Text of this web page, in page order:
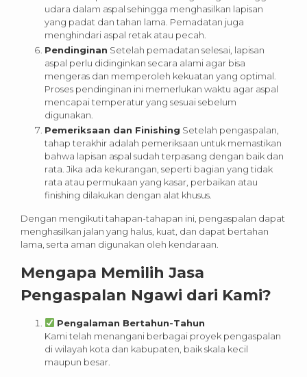
udara dalam aspal sehingga menghasilkan lapisan
yang padat dan tahan lama. Pemadatan juga
menghindari aspal retak atau pecah.
Pendinginan Setelah pemadatan selesai, lapisan
aspal perlu didinginkan secara alami agar bisa
mengeras dan memperoleh kekuatan yang optimal.
Proses pendinginan ini memerlukan waktu agar aspal
mencapai temperatur yang sesuai sebelum
digunakan.
Pemeriksaan dan Finishing Setelah pengaspalan,
tahap terakhir adalah pemeriksaan untuk memastikan
bahwa lapisan aspal sudah terpasang dengan baik dan
rata. Jika ada kekurangan, seperti bagian yang tidak
rata atau permukaan yang kasar, perbaikan atau
finishing dilakukan dengan alat khusus.
Dengan mengikuti tahapan-tahapan ini, pengaspalan dapat
menghasilkan jalan yang halus, kuat, dan dapat bertahan
lama, serta aman digunakan oleh kendaraan.
Mengapa Memilih Jasa
Pengaspalan Ngawi dari Kami?
Pengalaman Bertahun-Tahun
Kami telah menangani berbagai proyek pengaspalan
di wilayah kota dan kabupaten, baik skala kecil
maupun besar.